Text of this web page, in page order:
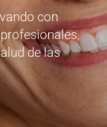
con
de las